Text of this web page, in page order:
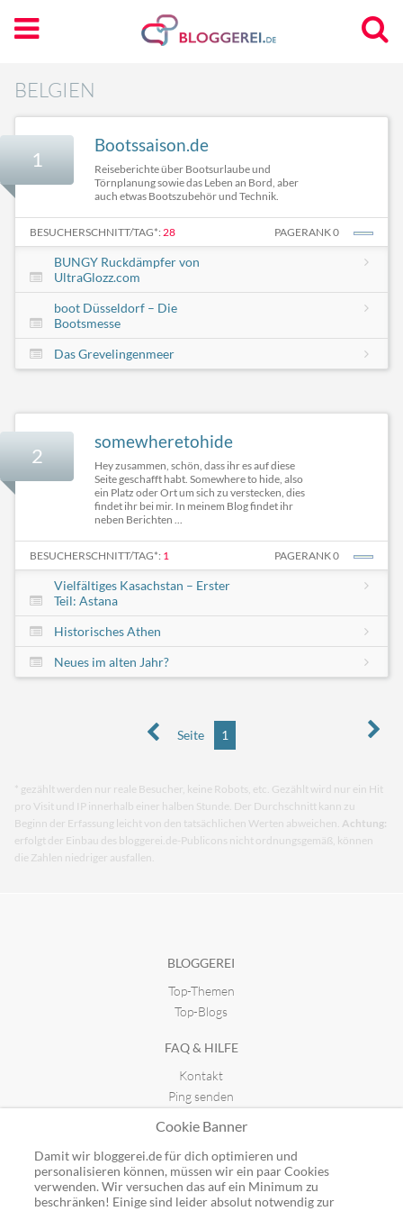
BELGIEN
1
Bootssaison.de
Reiseberichte über Bootsurlaube und
Törnplanung sowie das Leben an Bord, aber
auch etwas Bootszubehör und Technik.
BESUCHERSCHNITT/TAG*: 28 PAGERANK 0
BUNGY Ruckdämpfer von
UltraGlozz.com
boot Düsseldorf – Die
Bootsmesse
Das Grevelingenmeer
2
somewheretohide
Hey zusammen, schön, dass ihr es auf diese
Seite geschafft habt. Somewhere to hide, also
ein Platz oder Ort um sich zu verstecken, dies
findet ihr bei mir. In meinem Blog findet ihr
neben Berichten ...
BESUCHERSCHNITT/TAG*: 1 PAGERANK 0
Vielfältiges Kasachstan – Erster
Teil: Astana
Historisches Athen
Neues im alten Jahr?
Seite 1
* gezählt werden nur reale Besucher, keine Robots, etc. Gezählt wird nur ein Hit
pro Visit und IP innerhalb einer halben Stunde. Der Durchschnitt kann zu
Beginn der Erfassung leicht von den tatsächlichen Werten abweichen. Achtung:
erfolgt der Einbau des bloggerei.de-Publicons nicht ordnungsgemäß, können
die Zahlen niedriger ausfallen.
BLOGGEREI
Top-Themen
Top-Blogs
FAQ & HILFE
Kontakt
Ping senden
GUTSCHEINE
Top-Gutscheine
Alle Shops
Cookie Banner
Damit wir bloggerei.de für dich optimieren und
personalisieren können, müssen wir ein paar Cookies
verwenden. Wir versuchen das auf ein Minimum zu
beschränken! Einige sind leider absolut notwendig zur